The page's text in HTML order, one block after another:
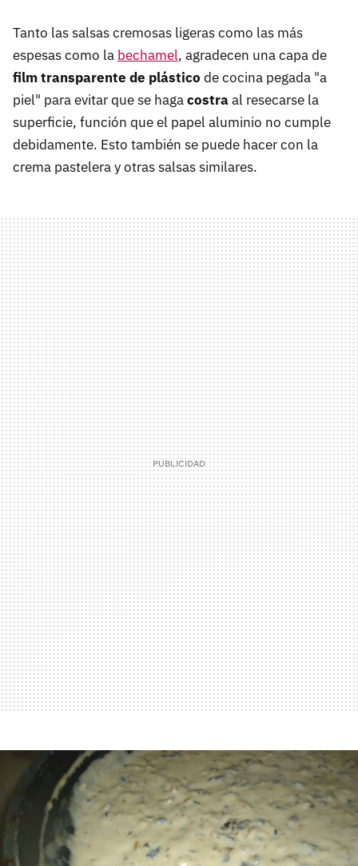
Tanto las salsas cremosas ligeras como las más
espesas como la bechamel, agradecen una capa de
film transparente de plástico de cocina pegada "a
piel" para evitar que se hagacostraal resecarse la
superficie, función que el papel aluminio no cumple
debidamente. Esto también se puede hacer con la
crema pastelera y otras salsas similares.